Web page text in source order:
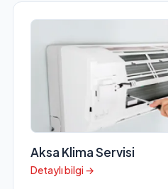
Aksa Klima Servisi
Detaylı bilgi →